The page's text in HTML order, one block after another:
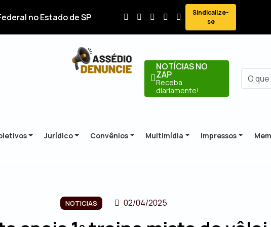
no Estado de SP
Sindicalize-
se
NOTÍCIAS NO
ZAP
Receba
diariamente!
Jurídico Convênios Multimídia Impressos
NOTICIAS 02/04/2025